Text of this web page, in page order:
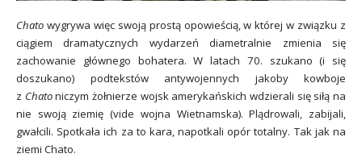
Chato wygrywa więc swoją prostą opowieścią, w której w związku z
ciągiem dramatycznych wydarzeń diametralnie zmienia się
zachowanie głównego bohatera. W latach 70. szukano (i się
doszukano) podtekstów antywojennych jakoby kowboje
z Chatoniczym żołnierze wojsk amerykańskich wdzierali się siłą na
nie swoją ziemię (vide wojna Wietnamska). Plądrowali, zabijali,
gwałcili. Spotkała ich za to kara, napotkali opór totalny. Tak jak na
ziemi Chato.